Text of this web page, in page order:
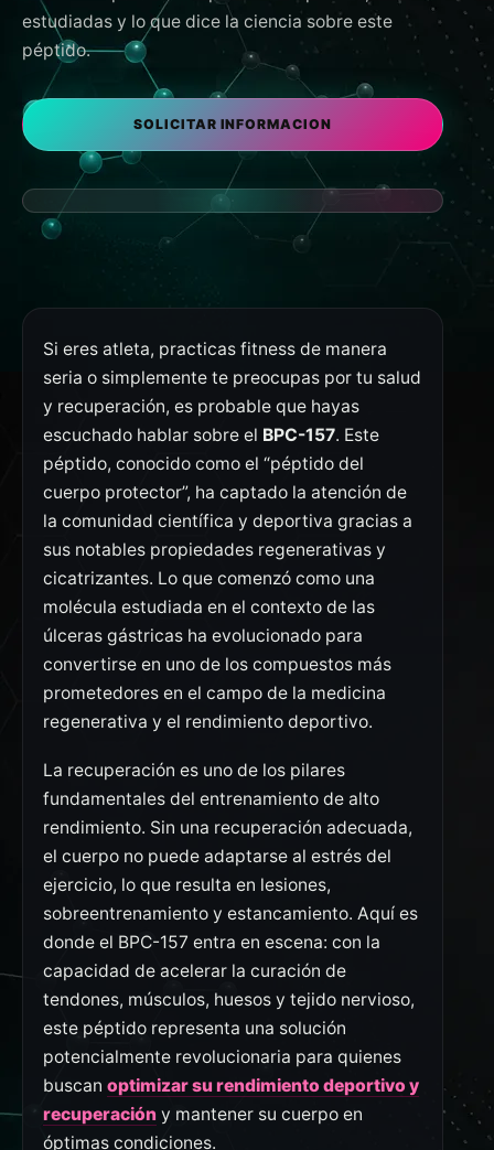
estudiadas y lo que dice la ciencia sobre este
péptido.
SOLICITAR INFORMACION
Si eres atleta, practicas fitness de manera
seria o simplemente te preocupas por tu salud
y recuperación, es probable que hayas
escuchado hablar sobre el BPC-157. Este
péptido, conocido como el “péptido del
cuerpo protector”, ha captado la atención de
la comunidad científica y deportiva gracias a
sus notables propiedades regenerativas y
cicatrizantes. Lo que comenzó como una
molécula estudiada en el contexto de las
úlceras gástricas ha evolucionado para
convertirse en uno de los compuestos más
prometedores en el campo de la medicina
regenerativa y el rendimiento deportivo.
La recuperación es uno de los pilares
fundamentales del entrenamiento de alto
rendimiento. Sin una recuperación adecuada,
el cuerpo no puede adaptarse al estrés del
ejercicio, lo que resulta en lesiones,
sobreentrenamiento y estancamiento. Aquí es
donde el BPC-157 entra en escena: con la
capacidad de acelerar la curación de
tendones, músculos, huesos y tejido nervioso,
este péptido representa una solución
potencialmente revolucionaria para quienes
buscan optimizar su rendimiento deportivo y
recuperación y mantener su cuerpo en
óptimas condiciones.